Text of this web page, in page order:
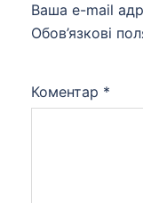
Ваша e-mail
Обов’язкові
Коментар *